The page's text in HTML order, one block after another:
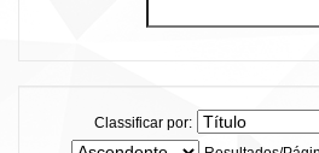
Classificar por: